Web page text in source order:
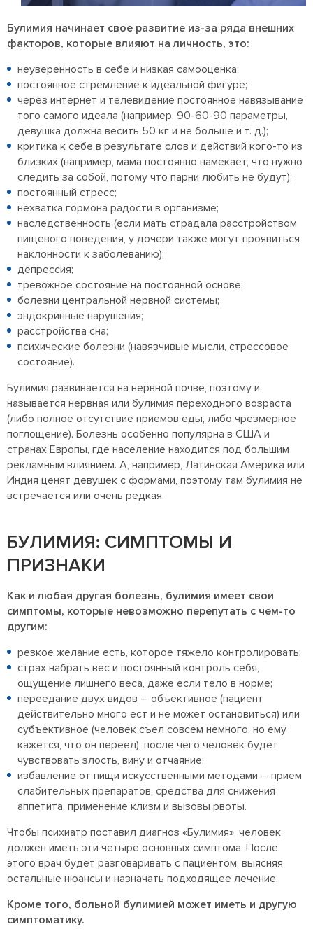
Булимия начинает свое развитие из-за ряда внешних
факторов, которые влияют на личность, это:
неуверенность в себе и низкая самооценка;
постоянное стремление к идеальной фигуре;
через интернет и телевидение постоянное навязывание
того самого идеала (например, 90-60-90 параметры,
девушка должна весить 50 кг и не больше и т. д.);
критика к себе в результате слов и действий кого-то из
близких (например, мама постоянно намекает, что нужно
следить за собой, потому что парни любить не будут);
постоянный стресс;
нехватка гормона радости в организме;
наследственность (если мать страдала расстройством
пищевого поведения, у дочери также могут проявиться
наклонности к заболеванию);
депрессия;
тревожное состояние на постоянной основе;
болезни центральной нервной системы;
эндокринные нарушения;
расстройства сна;
психические болезни (навязчивые мысли, стрессовое
состояние).
Булимия развивается на нервной почве, поэтому и
называется нервная или булимия переходного возраста
(либо полное отсутствие приемов еды, либо чрезмерное
поглощение). Болезнь особенно популярна в США и
странах Европы, где население находится под большим
рекламным влиянием. А, например, Латинская Америка или
Индия ценят девушек с формами, поэтому там булимия не
встречается или очень редкая.
БУЛИМИЯ: СИМПТОМЫ И
ПРИЗНАКИ
Как и любая другая болезнь, булимия имеет свои
симптомы, которые невозможно перепутать с чем-то
другим:
резкое желание есть, которое тяжело контролировать;
страх набрать вес и постоянный контроль себя,
ощущение лишнего веса, даже если тело в норме;
переедание двух видов – объективное (пациент
действительно много ест и не может остановиться) или
субъективное (человек съел совсем немного, но ему
кажется, что он переел), после чего человек будет
чувствовать злость, вину и отчаяние;
избавление от пищи искусственными методами – прием
слабительных препаратов, средства для снижения
аппетита, применение клизм и вызовы рвоты.
Чтобы психиатр поставил диагноз «Булимия», человек
должен иметь эти четыре основных симптома. После
этого врач будет разговаривать с пациентом, выясняя
остальные нюансы и назначать подходящее лечение.
Кроме того, больной булимией может иметь и другую
симптоматику.